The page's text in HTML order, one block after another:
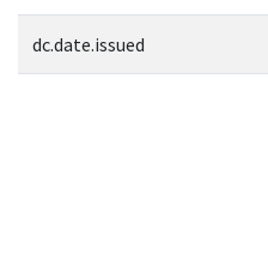
dc.date.issued